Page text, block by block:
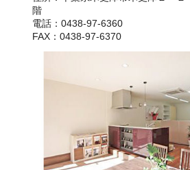
階
電話：0438-97-6360
FAX：0438-97-6370